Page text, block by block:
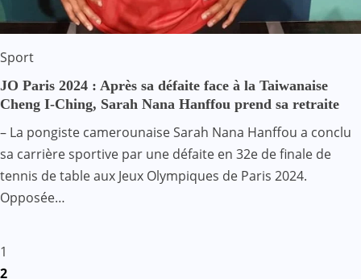
Sport
JO Paris 2024 : Après sa défaite face à la Taiwanaise
Cheng I-Ching, Sarah Nana Hanffou prend sa retraite
– La pongiste camerounaise Sarah Nana Hanffou a conclu
sa carrière sportive par une défaite en 32e de finale de
tennis de table aux Jeux Olympiques de Paris 2024.
Opposée…
Pagination
1
2